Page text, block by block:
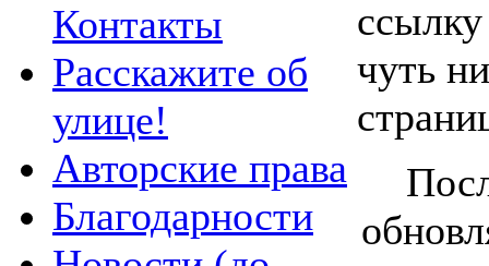
Контакты
Расскажите об
улице!
Авторские права
Благодарности
чуть